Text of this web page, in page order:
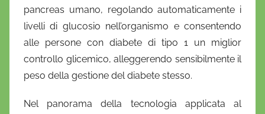
pancreas umano, regolando automaticamente i
livelli di glucosio nell’organismo e consentendo
alle persone con diabete di tipo 1 un miglior
controllo glicemico, alleggerendo sensibilmente il
peso della gestione del diabete stesso.
Nel panorama della tecnologia applicata al